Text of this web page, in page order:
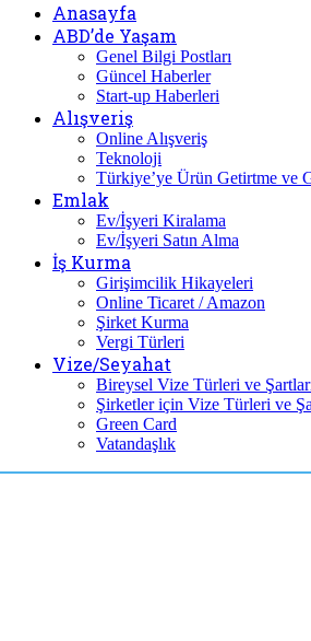
Anasayfa
ABD’de Yaşam
Genel Bilgi Postları
Güncel Haberler
Start-up Haberleri
Alışveriş
Online Alışveriş
Teknoloji
Türkiye’ye Ürün Getirtme ve
Emlak
Ev/İşyeri Kiralama
Ev/İşyeri Satın Alma
İş Kurma
Girişimcilik Hikayeleri
Online Ticaret / Amazon
Şirket Kurma
Vergi Türleri
Vize/Seyahat
Bireysel Vize Türleri ve
Şirketler için Vize Türleri ve
Green Card
Vatandaşlık